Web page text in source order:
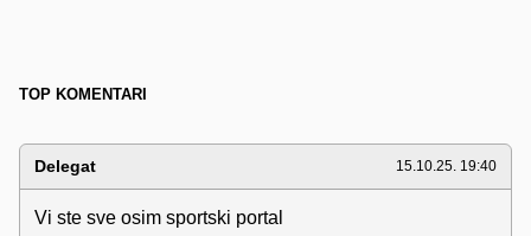
TOP KOMENTARI
Delegat 15.10.25. 19:40
Vi ste sve osim sportski portal